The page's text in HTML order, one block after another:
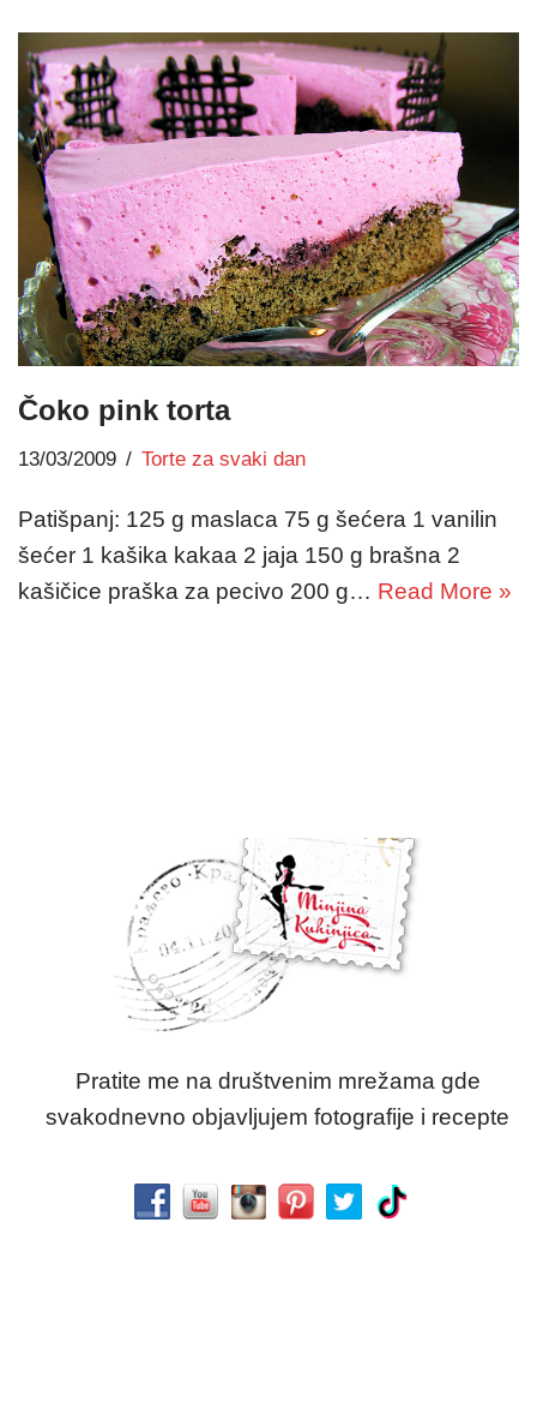
Čoko pink torta
13/03/2009 Torte za svaki dan
Patišpanj: 125 g maslaca 75 g šećera 1 vanilin
šećer 1 kašika kakaa 2 jaja 150 g brašna 2
kašičice praška za pecivo 200 g… Read More »
Pratite me na društvenim mrežama gde
svakodnevno objavljujem fotografije i recepte